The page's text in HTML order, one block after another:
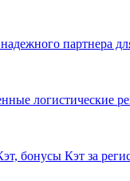
партнера
логистические
бонусы Кэт за